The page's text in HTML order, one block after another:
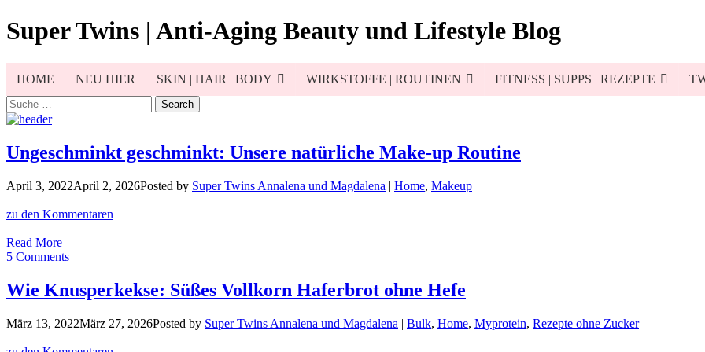
Skip
to
Super Twins | Anti-Aging Beauty und Lifestyle Blog
HOME NEU HIER SKIN | HAIR | BODY WIRKSTOFFE | ROUTINEN FITNESS | SUPPS | REZEPTE
Search
for:
Ungeschminkt geschminkt: Unsere natürliche Make-up Routine
April 3, 2022April 2, 2026Posted by Super Twins Annalena und Magdalena | Home, Makeup
zu den Kommentaren
Read MoreUngeschminkt
geschminkt:
Make-
Routine
5 Comments
Wie Knusperkekse: Süßes Vollkorn Haferbrot ohne Hefe
März 13, 2022März 27, 2026Posted by Super Twins Annalena und Magdalena | Bulk, Home, Myprotein, Rezepte ohne Zucker